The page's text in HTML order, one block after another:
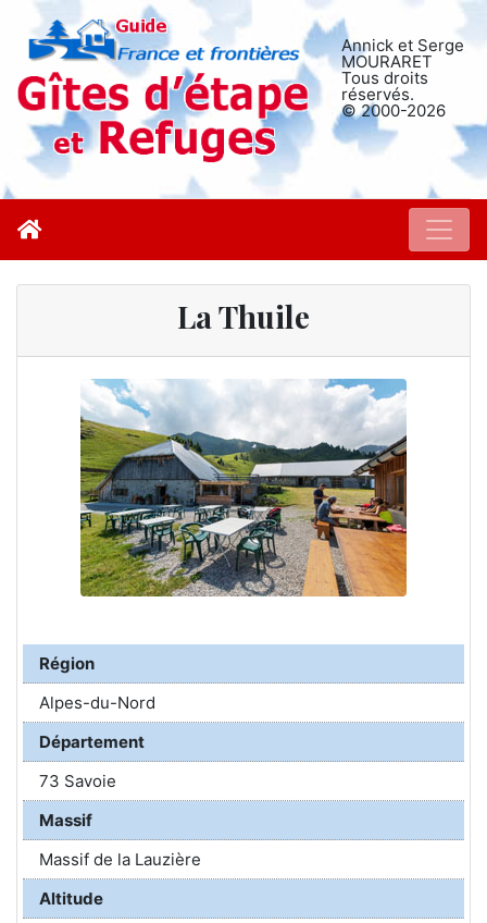
Annick et Serge
MOURARET
Tous droits
réservés.
© 2000-2026
La Thuile
Région
Alpes-du-Nord
Département
73 Savoie
Massif
Massif de la Lauzière
Altitude